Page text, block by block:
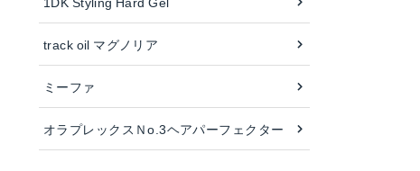
track oil マグノリア
ミーファ
オラプレックスＮo.3ヘアパーフェクター